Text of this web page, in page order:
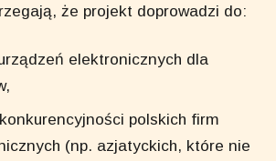
że projekt doprowadzi do:
elektronicznych dla
polskich firm
(np. azjatyckich, które nie